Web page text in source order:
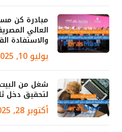
مبادرة كن
العالي
والاستفادة
يوليو 10, 2025
لتحقيق دخل
أكتوبر 28, 2025